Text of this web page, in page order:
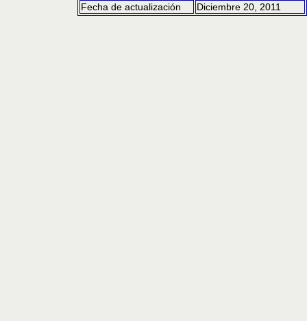
Fecha de actualización
Diciembre 20, 2011